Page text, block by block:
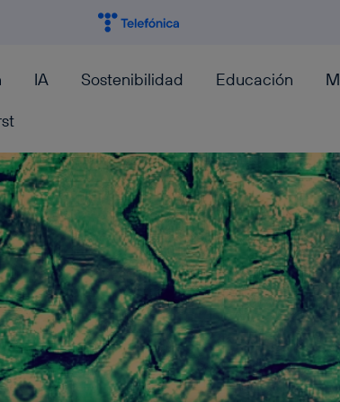
IA Sostenibilidad Educación